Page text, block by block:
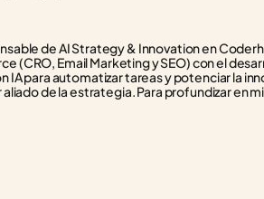
de AI Strategy & Innovation en
(CRO, Email Marketing y SEO) con el
IA para automatizar tareas y potenciar la
de la estrategia. Para profundizar en